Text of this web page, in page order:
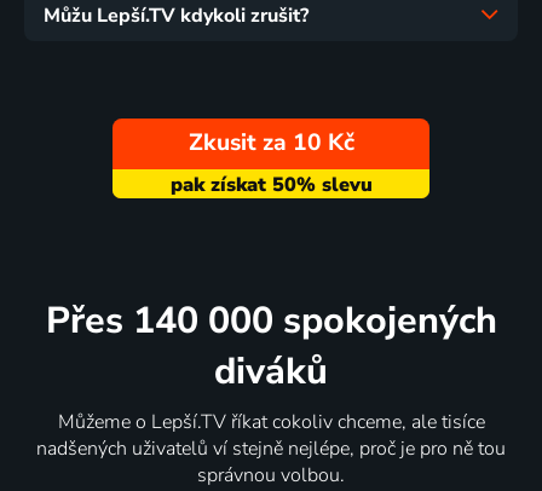
Můžu Lepší.TV kdykoli zrušit?
Zkusit za 10 Kč
Přes 140 000 spokojených
diváků
Můžeme o Lepší.TV říkat cokoliv chceme, ale tisíce
nadšených uživatelů ví stejně nejlépe, proč je pro ně tou
správnou volbou.